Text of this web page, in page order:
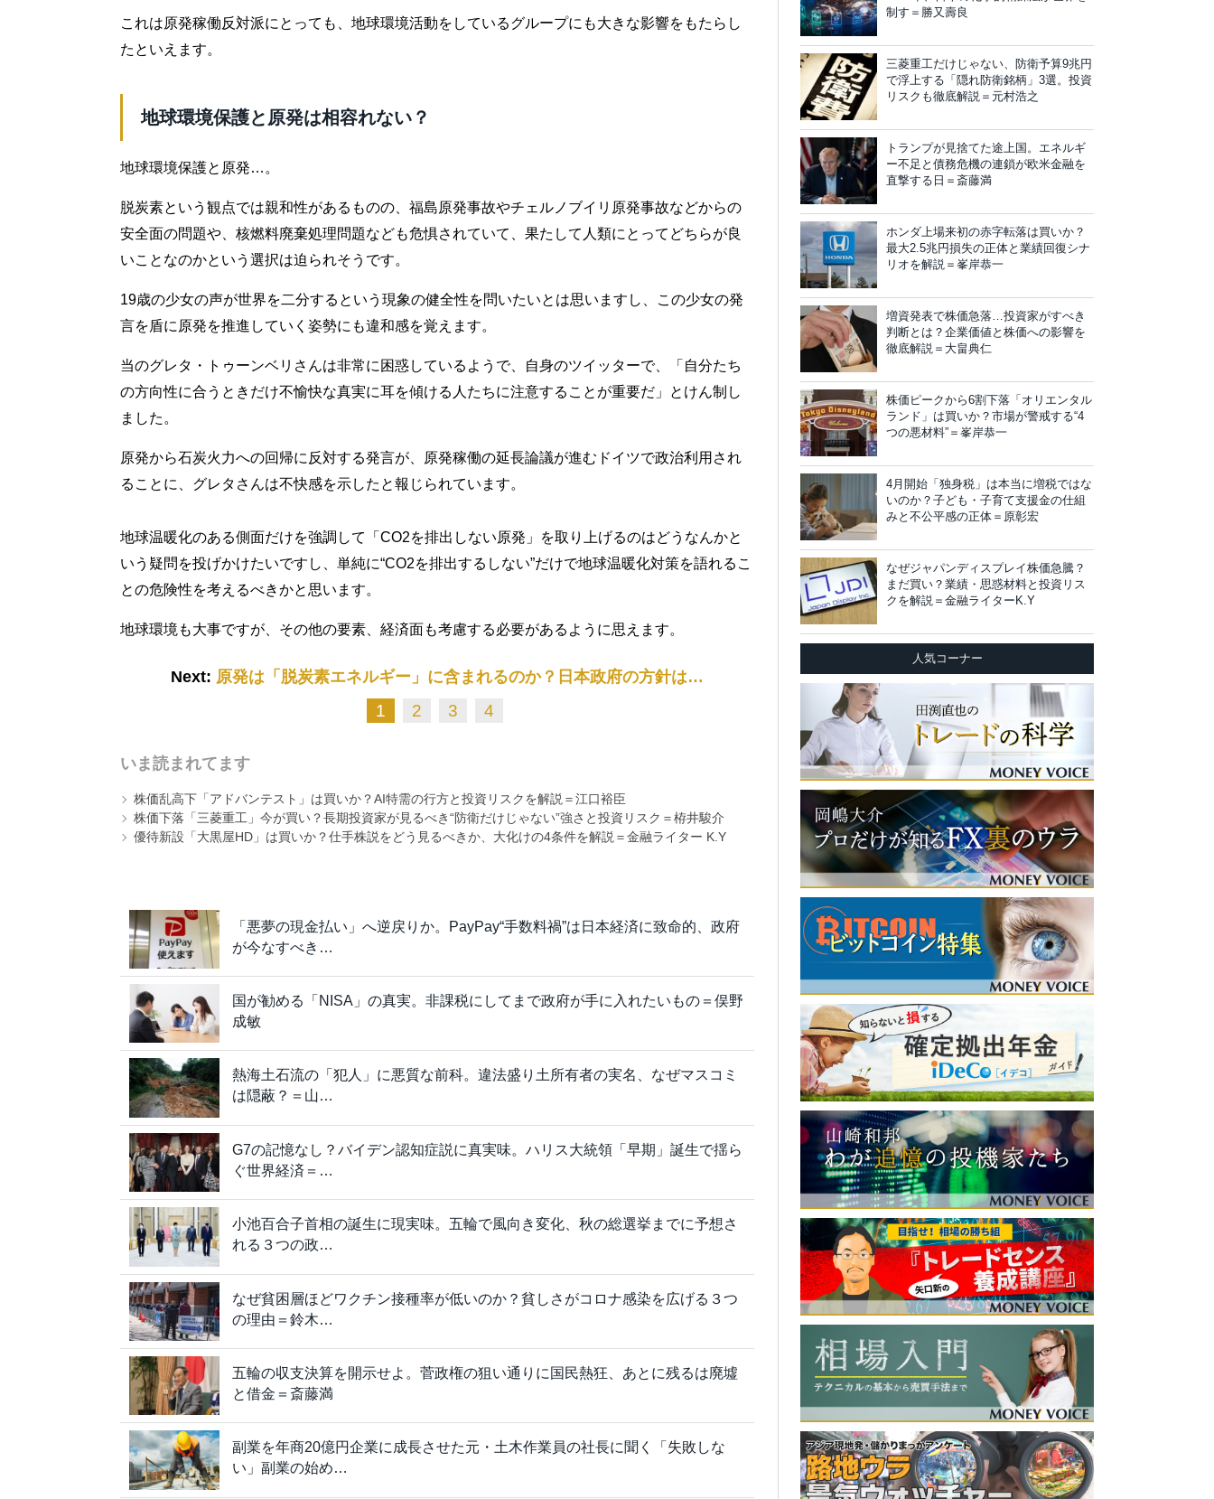
これは原発稼働反対派にとっても、地球環境活動をしているグループにも大きな影響をもたらし
たといえます。
地球環境保護と原発は相容れない？
地球環境保護と原発…。
脱炭素という観点では親和性があるものの、福島原発事故やチェルノブイリ原発事故などからの
安全面の問題や、核燃料廃棄処理問題なども危惧されていて、果たして人類にとってどちらが良
いことなのかという選択は迫られそうです。
19歳の少女の声が世界を二分するという現象の健全性を問いたいとは思いますし、この少女の発
言を盾に原発を推進していく姿勢にも違和感を覚えます。
当のグレタ・トゥーンベリさんは非常に困惑しているようで、自身のツイッターで、「自分たち
の方向性に合うときだけ不愉快な真実に耳を傾ける人たちに注意することが重要だ」とけん制し
ました。
原発から石炭火力への回帰に反対する発言が、原発稼働の延長論議が進むドイツで政治利用され
ることに、グレタさんは不快感を示したと報じられています。
地球温暖化のある側面だけを強調して「CO2を排出しない原発」を取り上げるのはどうなんかと
いう疑問を投げかけたいですし、単純に“CO2を排出するしない”だけで地球温暖化対策を語れるこ
との危険性を考えるべきかと思います。
地球環境も大事ですが、その他の要素、経済面も考慮する必要があるように思えます。
Next: 原発は「脱炭素エネルギー」に含まれるのか？日本政府の方針は…
1 2 3 4
いま読まれてます
株価乱高下「アドバンテスト」は買いか？AI特需の行方と投資リスクを解説＝江口裕臣
株価下落「三菱重工」今が買い？長期投資家が見るべき“防衛だけじゃない”強さと投資リスク＝栫井駿介
優待新設「大黒屋HD」は買いか？仕手株説をどう見るべきか、大化けの4条件を解説＝金融ライター K.Y
「悪夢の現金払い」へ逆戻りか。PayPay“手数料禍”は日本経済に致命的、政府
が今なすべき…
国が勧める「NISA」の真実。非課税にしてまで政府が手に入れたいもの＝俣野
成敏
熱海土石流の「犯人」に悪質な前科。違法盛り土所有者の実名、なぜマスコミ
は隠蔽？＝山…
G7の記憶なし？バイデン認知症説に真実味。ハリス大統領「早期」誕生で揺ら
ぐ世界経済＝…
小池百合子首相の誕生に現実味。五輪で風向き変化、秋の総選挙までに予想さ
れる３つの政…
なぜ貧困層ほどワクチン接種率が低いのか？貧しさがコロナ感染を広げる３つ
の理由＝鈴木…
五輪の収支決算を開示せよ。菅政権の狙い通りに国民熱狂、あとに残るは廃墟
と借金＝斎藤満
副業を年商20億円企業に成長させた元・土木作業員の社長に聞く「失敗しな
い」副業の始め…
制す＝勝又壽良
三菱重工だけじゃない、防衛予算9兆円
で浮上する「隠れ防衛銘柄」3選。投資
リスクも徹底解説＝元村浩之
トランプが見捨てた途上国。エネルギ
ー不足と債務危機の連鎖が欧米金融を
直撃する日＝斎藤満
ホンダ上場来初の赤字転落は買いか？
最大2.5兆円損失の正体と業績回復シナ
リオを解説＝峯岸恭一
増資発表で株価急落…投資家がすべき
判断とは？企業価値と株価への影響を
徹底解説＝大畠典仁
株価ピークから6割下落「オリエンタル
ランド」は買いか？市場が警戒する“4
つの悪材料”＝峯岸恭一
4月開始「独身税」は本当に増税ではな
いのか？子ども・子育て支援金の仕組
みと不公平感の正体＝原彰宏
なぜジャパンディスプレイ株価急騰？
まだ買い？業績・思惑材料と投資リス
クを解説＝金融ライターK.Y
人気コーナー